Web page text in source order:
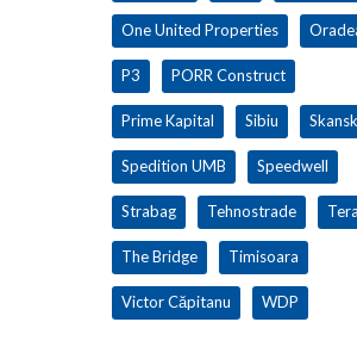
One United Properties
P3 PORR Construct
Prime Kapital Sibiu
Spedition UMB Speedwell
Strabag Tehnostrade
The Bridge Timisoara
Victor Căpitanu WDP